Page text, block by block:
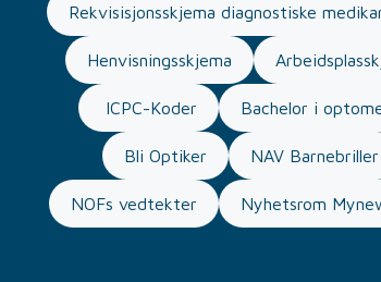
Rekvisisjonsskjema diagnostiske
Henvisningsskjema
ICPC-Koder Bachelor i
Bli Optiker NAV Barnebriller
NOFs vedtekter Nyhetsrom